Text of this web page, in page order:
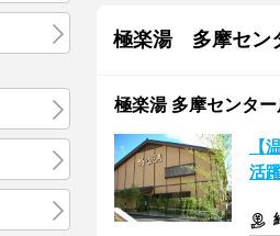
極楽湯 多摩セン
極楽湯 多摩センター
【
活